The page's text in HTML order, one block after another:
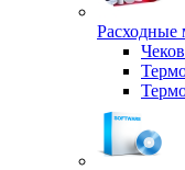
Расходные